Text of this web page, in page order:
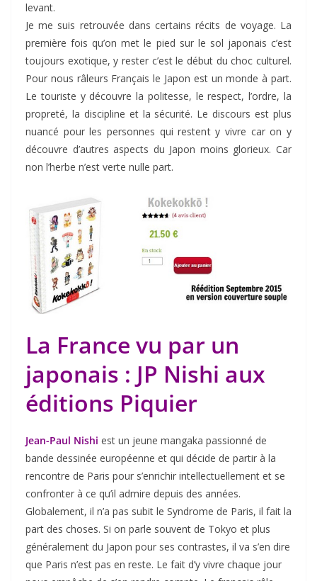
levant.
Je me suis retrouvée dans certains récits de voyage. La
première fois qu’on met le pied sur le sol japonais c’est
toujours exotique, y rester c’est le début du choc culturel.
Pour nous râleurs Français le Japon est un monde à part.
Le touriste y découvre la politesse, le respect, l’ordre, la
propreté, la discipline et la sécurité. Le discours est plus
nuancé pour les personnes qui restent y vivre car on y
découvre d’autres aspects du Japon moins glorieux. Car
non l’herbe n’est verte nulle part.
La France vu par un
japonais : JP Nishi aux
éditions Piquier
Jean-Paul Nishi est un jeune mangaka passionné de
bande dessinée européenne et qui décide de partir à la
rencontre de Paris pour s’enrichir intellectuellement et se
confronter à ce qu’il admire depuis des années.
Globalement, il n’a pas subit le Syndrome de Paris, il fait la
part des choses. Si on parle souvent de Tokyo et plus
généralement du Japon pour ses contrastes, il va s’en dire
que Paris n’est pas en reste. Le fait d’y vivre chaque jour